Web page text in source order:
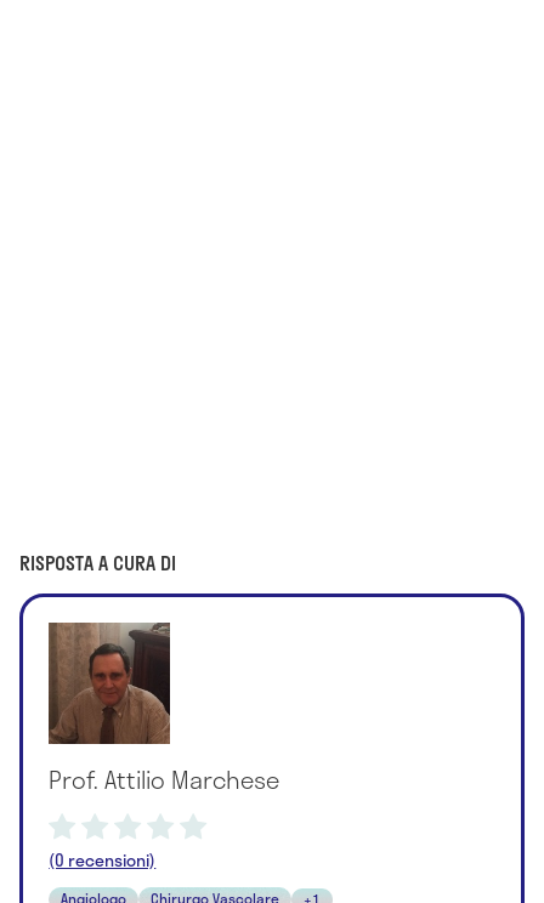
RISPOSTA A CURA DI
Prof. Attilio Marchese
(0 recensioni)
Angiologo Chirurgo Vascolare